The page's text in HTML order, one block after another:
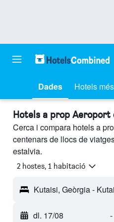
Dades Hotels
Hotels a prop Aeroport
Cerca i compara hotels a
centenars de llocs de
estalvia.
2 hostes, 1 habitació
Kutaisi, Geòrgia -
dl. 17/08 -